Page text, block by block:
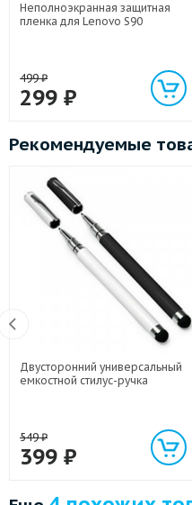
Неполноэкранная защитная
пленка для Lenovo S90
499₽
299 ₽
Рекомендуемые
Двусторонний универсальный
емкостной стилус-ручка
549₽
399 ₽